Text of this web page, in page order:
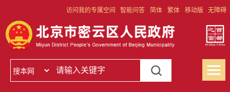
访问我的专属空间 智能问答 简体 繁体 移动版 无障碍